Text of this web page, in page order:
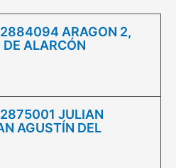
ARAGON 2,
ALARCÓN
JULIAN
AGUSTÍN DEL